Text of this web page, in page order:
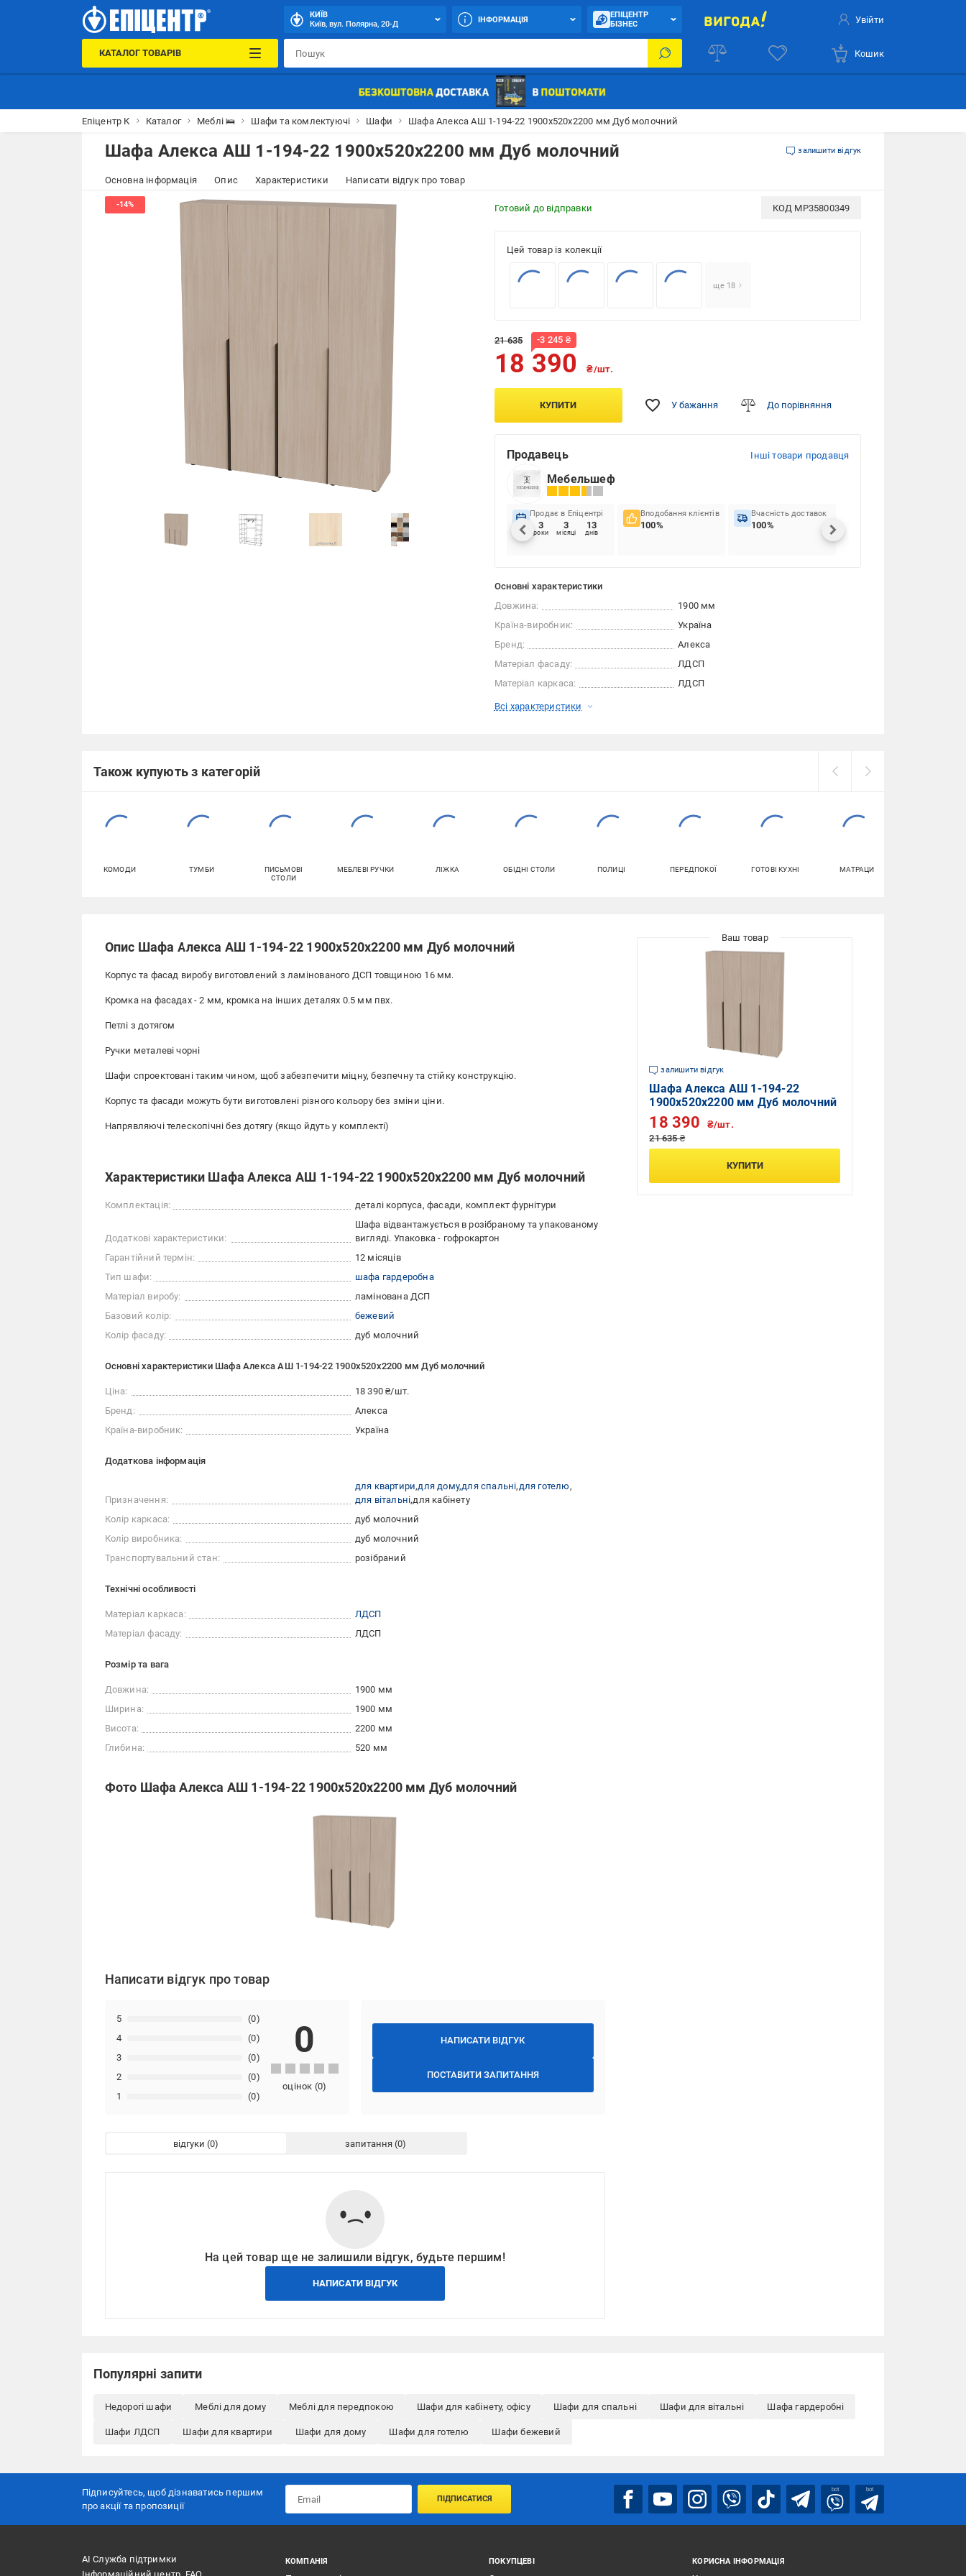
КИЇВ
Київ, вул. Полярна, 20-Д
ІНФОРМАЦІЯ
ЕПІЦЕНТР
БІЗНЕС
Увійти
КАТАЛОГ ТОВАРІВ Кошик
Епіцентр К Каталог Меблі 🛌 Шафи та комлектуючі Шафи Шафа Алекса АШ 1-194-22 1900х520х2200 мм Дуб молочний
Шафа Алекса АШ 1-194-22 1900х520х2200 мм Дуб молочний залишити відгук
Основна інформація Опис Характеристики Написати відгук про товар
Готовий до відправки КОД MP35800349
Цей товар із колекції
ще 18
21 635 -3 245 ₴
18 390 ₴/шт.
КУПИТИ У бажання До порівняння
Продавець Інші товари продавця
Мебельшеф
Продає в Епіцентрі
3
роки
3
місяці
13
днів
Вподобання клієнтів
100%
Вчасність доставок
100%
Основні характеристики
Довжина:
1900 мм
Країна-виробник:
Україна
Бренд:
Алекса
Матеріал фасаду:
ЛДСП
Матеріал каркаса:
ЛДСП
Всі характеристики
Також купують з категорій
КОМОДИ ТУМБИ
ПИСЬМОВІ
СТОЛИ
МЕБЛЕВІ РУЧКИ ЛІЖКА ОБІДНІ СТОЛИ ПОЛИЦІ ПЕРЕДПОКОЇ ГОТОВІ КУХНІ МАТРАЦИ
Опис Шафа Алекса АШ 1-194-22 1900х520х2200 мм Дуб молочний
Корпус та фасад виробу виготовлений з ламінованого ДСП товщиною 16 мм.
Кромка на фасадах - 2 мм, кромка на інших деталях 0.5 мм пвх.
Петлі з дотягом
Ручки металеві чорні
Шафи спроектовані таким чином, щоб забезпечити міцну, безпечну та стійку конструкцію.
Корпус та фасади можуть бути виготовлені різного кольору без зміни ціни.
Напрявляючі телескопічні без дотягу (якщо йдуть у комплекті)
Характеристики Шафа Алекса АШ 1-194-22 1900х520х2200 мм Дуб молочний
Комплектація: деталі корпуса, фасади, комплект фурнітури
Додаткові характеристики:
Шафа відвантажується в розібраному та упакованому
вигляді. Упаковка - гофрокартон
Гарантійний термін:
12 місяців
Тип шафи:
шафа гардеробна
Матеріал виробу:
ламінована ДСП
Базовий колір:
бежевий
Колір фасаду:
дуб молочний
Основні характеристики Шафа Алекса АШ 1-194-22 1900х520х2200 мм Дуб молочний
Ціна:
18 390 ₴/шт.
Бренд:
Алекса
Країна-виробник:
Україна
Додаткова інформація
Призначення:
для квартири для дому для спальні для готелю
для вітальні для кабінету
Колір каркаса:
дуб молочний
Колір виробника:
дуб молочний
Транспортувальний стан:
розібраний
Технічні особливості
Матеріал каркаса:
ЛДСП
Матеріал фасаду:
ЛДСП
Розмір та вага
Довжина:
1900 мм
Ширина:
1900 мм
Висота:
2200 мм
Глибина:
520 мм
Фото Шафа Алекса АШ 1-194-22 1900х520х2200 мм Дуб молочний
Написати відгук про товар
НАПИСАТИ ВІДГУК
ПОСТАВИТИ ЗАПИТАННЯ
1 (0)
2 (0)
3 (0)
4 (0)
5 (0)
0
оцінок (0)
відгуки запитання
На цей товар ще не залишили відгук, будьте першим!
НАПИСАТИ ВІДГУК
залишити відгук
Шафа Алекса АШ 1-194-22
1900х520х2200 мм Дуб молочний
21 635 ₴
18 390 ₴/шт.
КУПИТИ
Популярні запити
Недорогі шафи Меблі для дому Меблі для передпокою Шафи для кабінету, офісу Шафи для спальні Шафи для вітальні Шафа гардеробні
Шафи ЛДСП Шафи для квартири Шафи для дому Шафи для готелю Шафи бежевий
Підписуйтесь, щоб дізнаватись першим
про акції та пропозиції
ПІДПИСАТИСЯ
bot bot
АІ Служба підтримки
КОМПАНІЯ ПОКУПЦЕВІ КОРИСНА ІНФОРМАЦІЯ